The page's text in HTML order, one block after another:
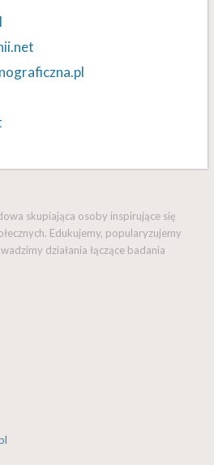
skupiająca osoby inspirujące się
Edukujemy, popularyzujemy
działania łączące badania